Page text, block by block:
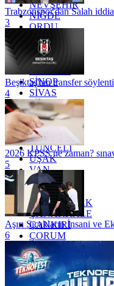
NEVŞEHİR
NİĞDE
ORDU
OSMANİYE
RİZE
SAKARYA
SİNOP
SİVAS
SİİRT
TEKİRDAĞ
TOKAT
TRABZON
TUNCELİ
UŞAK
VAN
YALOVA
YOZGAT
ZONGULDAK
ÇANAKKALE
ÇANKIRI
ÇORUM
İSTANBUL
İZMİR
ŞANLIURFA
ŞIRNAK
Trabzonspor'dan Salah
3
Beşiktaş'tan transfer
4
2026 KPSS ne zaman?
5
Aşırı Sıcakların İnsani ve
6